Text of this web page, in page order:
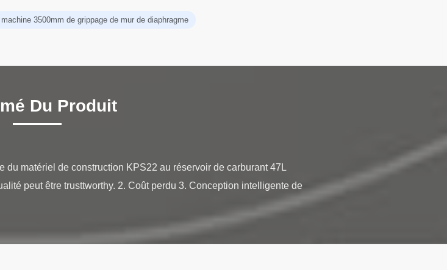
machine 3500mm de grippage de mur de diaphragme
Du Produit
matériel de construction KPS22 au réservoir de carburant 47L
peut être trusttworthy. 2. Coût perdu 3. Conception intelligente de